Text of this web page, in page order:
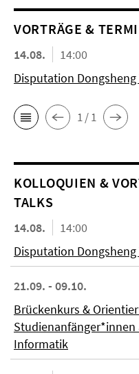
VORTRÄGE &
14.08.
14:00
Disputation Dongsheng
1 / 1
KOL­LO­QUIEN &
TALKS
14.08.
14:00
Disputation Dongsheng
21.09. - 09.10.
Brückenkurs &
Studienanfänger*innen
Informatik